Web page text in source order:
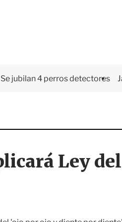
Se jubilan 4 perros detectores
Ley del